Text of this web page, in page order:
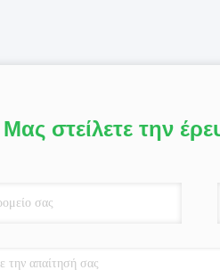
Μας στείλετε την